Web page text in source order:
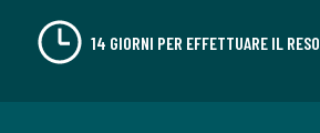
14 GIORNI PER EFFETTUARE IL RESO